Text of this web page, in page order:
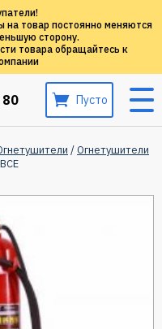
на товар постоянно меняются
сторону.
товара обращайтесь к
Пусто
/Огнетушители